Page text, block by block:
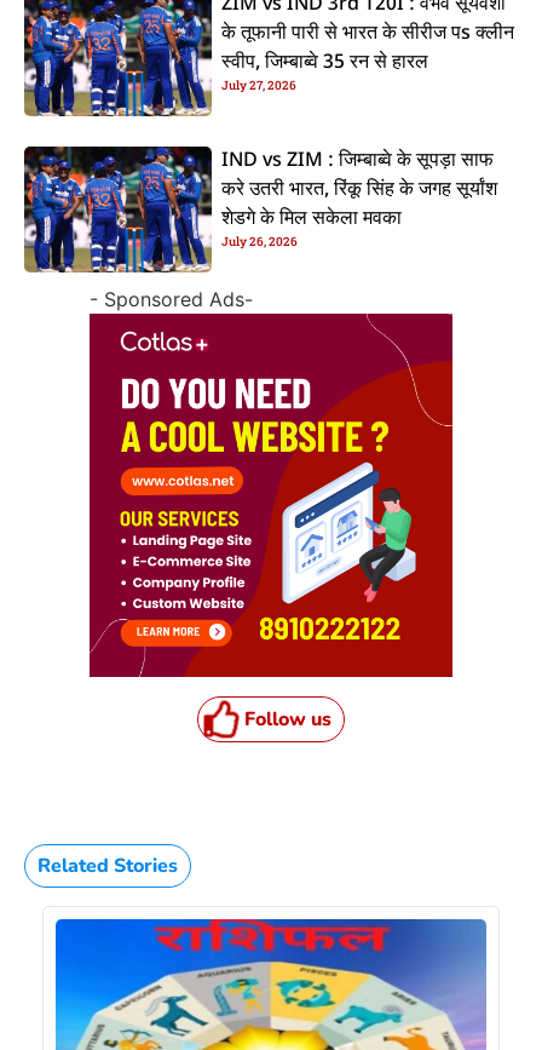
के तूफानी पारी से भारत के सीरीज पs क्लीन
स्वीप, जिम्बाब्वे 35 रन से हारल
July 27, 2026
IND vs ZIM : जिम्बाब्वे के सूपड़ा साफ
करे उतरी भारत, रिंकू सिंह के जगह सूर्यांश
शेडगे के मिल सकेला मवका
July 26, 2026
- Sponsored Ads-
Follow us
Related Stories